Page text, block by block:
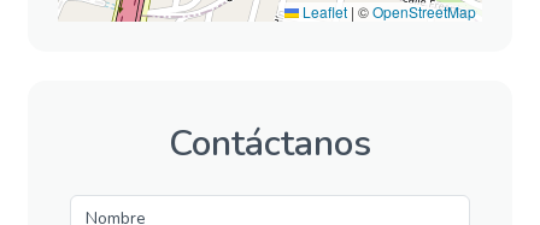
Leaflet | ©OpenStreetMap
Contáctanos